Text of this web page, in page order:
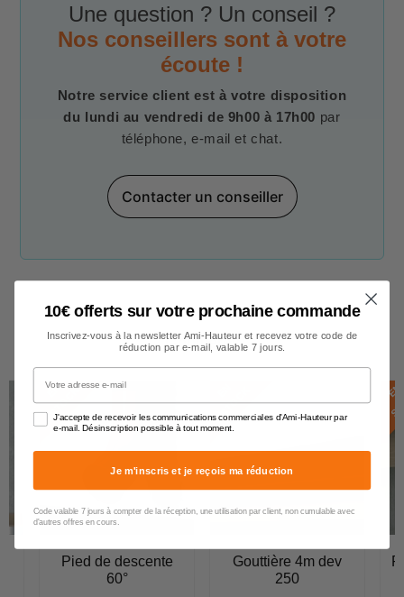
Une question ? Un conseil ?
Nos conseillers sont à votre
écoute !
Notre service client est à votre disposition
du lundi au vendredi de 9h00 à 17h00 par
téléphone, e-mail et chat.
Contacter un conseiller
Gouttières
E
N
S
T
O
C
K
Pied de descente
60°
K
Gouttière 4m dev
250
E
N
S
T
O
C
10€ offerts sur votre prochaine commande
Inscrivez-vous à la newsletter Ami-Hauteur et recevez votre code de
réduction par e-mail, valable 7 jours.
Votre adresse e-mail
J'accepte de recevoir les communications commerciales d'Ami-Hauteur par
e-mail. Désinscription possible à tout moment.
Je m'inscris et je reçois ma réduction
Code valable 7 jours à compter de la réception, une utilisation par client, non cumulable avec
d'autres offres en cours.